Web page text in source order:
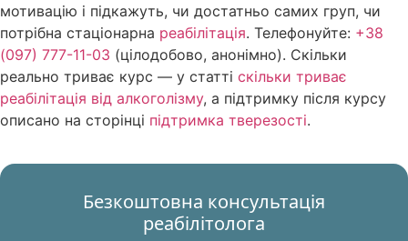
мотивацію і підкажуть, чи достатньо самих груп, чи
потрібна стаціонарна реабілітація. Телефонуйте: +38
(097) 777-11-03 (цілодобово, анонімно). Скільки
реально триває курс — у статті скільки триває
реабілітація від алкоголізму, а підтримку після курсу
описано на сторінці підтримка тверезості.
Безкоштовна консультація
реабілітолога